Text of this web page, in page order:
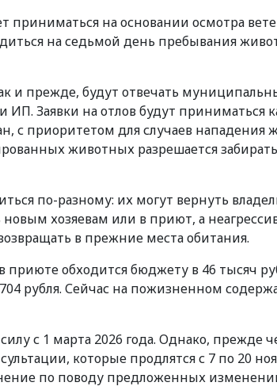
приниматься на основании осмотра
на седьмой день пребывания
и прежде, будут отвечать
Заявки на отлов будут приниматься
с приоритетом для случаев нападения
животных разрешается забирать
по-разному: их могут вернуть
хозяевам или в приют, а
в прежние места обитания.
обходится бюджету в 46 тысяч
рубля. Сейчас на пожизненном
с 1 марта 2026 года. Однако, прежде
которые продлятся с 7 по 20
по поводу предложенных